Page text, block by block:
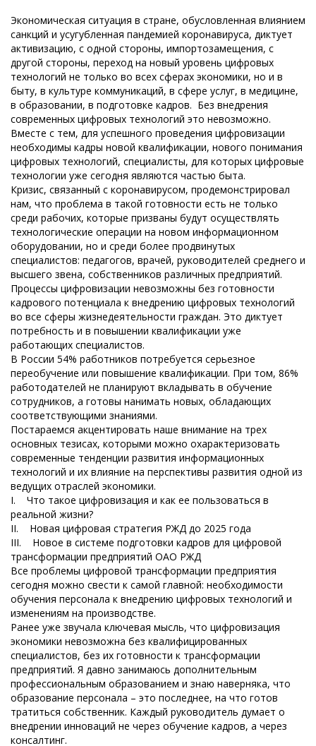
Экономическая ситуация в стране, обусловленная влиянием
санкций и усугубленная пандемией коронавируса, диктует
активизацию, с одной стороны, импортозамещения, с
другой стороны, переход на новый уровень цифровых
технологий не только во всех сферах экономики, но и в
быту, в культуре коммуникаций, в сфере услуг, в медицине,
в образовании, в подготовке кадров. Без внедрения
современных цифровых технологий это невозможно.
Вместе с тем, для успешного проведения цифровизации
необходимы кадры новой квалификации, нового понимания
цифровых технологий, специалисты, для которых цифровые
технологии уже сегодня являются частью быта.
Кризис, связанный с коронавирусом, продемонстрировал
нам, что проблема в такой готовности есть не только
среди рабочих, которые призваны будут осуществлять
технологические операции на новом информационном
оборудовании, но и среди более продвинутых
специалистов: педагогов, врачей, руководителей среднего и
высшего звена, собственников различных предприятий.
Процессы цифровизации невозможны без готовности
кадрового потенциала к внедрению цифровых технологий
во все сферы жизнедеятельности граждан. Это диктует
потребность и в повышении квалификации уже
работающих специалистов.
В России 54% работников потребуется серьезное
переобучение или повышение квалификации. При том, 86%
работодателей не планируют вкладывать в обучение
сотрудников, а готовы нанимать новых, обладающих
соответствующими знаниями.
Постараемся акцентировать наше внимание на трех
основных тезисах, которыми можно охарактеризовать
современные тенденции развития информационных
технологий и их влияние на перспективы развития одной из
ведущих отраслей экономики.
I. Что такое цифровизация и как ее пользоваться в
реальной жизни?
II. Новая цифровая стратегия РЖД до 2025 года
III. Новое в системе подготовки кадров для цифровой
трансформации предприятий ОАО РЖД
Все проблемы цифровой трансформации предприятия
сегодня можно свести к самой главной: необходимости
обучения персонала к внедрению цифровых технологий и
изменениям на производстве.
Ранее уже звучала ключевая мысль, что цифровизация
экономики невозможна без квалифицированных
специалистов, без их готовности к трансформации
предприятий. Я давно занимаюсь дополнительным
профессиональным образованием и знаю наверняка, что
образование персонала – это последнее, на что готов
тратиться собственник. Каждый руководитель думает о
внедрении инноваций не через обучение кадров, а через
консалтинг.